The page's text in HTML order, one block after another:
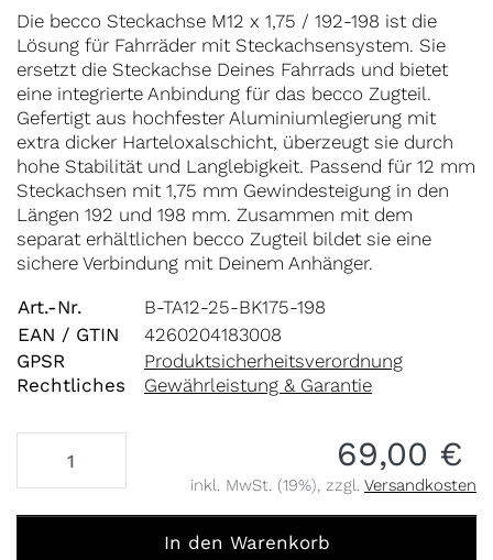
Die becco Steckachse M12 x 1,75 / 192-198 ist die
Lösung für Fahrräder mit Steckachsensystem. Sie
ersetzt die Steckachse Deines Fahrrads und bietet
eine integrierte Anbindung für das becco Zugteil.
Gefertigt aus hochfester Aluminiumlegierung mit
extra dicker Harteloxalschicht, überzeugt sie durch
hohe Stabilität und Langlebigkeit. Passend für 12 mm
Steckachsen mit 1,75 mm Gewindesteigung in den
Längen 192 und 198 mm. Zusammen mit dem
separat erhältlichen becco Zugteil bildet sie eine
sichere Verbindung mit Deinem Anhänger.
Art.-Nr.
B-TA12-25-BK175-198
EAN / GTIN
4260204183008
GPSR
Produktsicherheitsverordnung
Rechtliches
Gewährleistung & Garantie
69,00 €
inkl. MwSt. (19%), zzgl. Versandkosten
In den Warenkorb